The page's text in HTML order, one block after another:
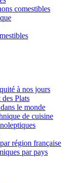
comestibles
à nos jours
Plats
le monde
de cuisine
région française
par pays